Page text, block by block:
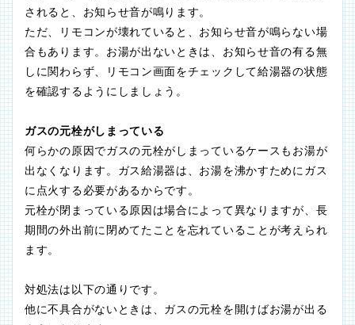
されると、お知らせ音が鳴ります。
ただ、リモコンが壊れていると、お知らせ音が鳴らない場
合もあります。お湯が出ないときは、お知らせ音の有る無
しに関わらず、リモコン画面をチェックして給湯器の状態
を確認するようにしましょう。
ガスの元栓がしまっている
何らかの原因でガスの元栓がしまっているケースもお湯が
出なくなります。ガス給湯器は、お湯を沸かすためにガス
に点火する必要があるからです。
元栓が閉まっている原因は場合によって異なりますが、長
期間の外出前に閉めてたことを忘れていることが考えられ
ます。
対処法は以下の通りです。
他に不具合がないときは、ガスの元栓を開けばお湯が出る